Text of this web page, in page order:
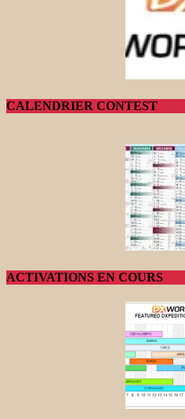
CALENDRIER CONTEST
ACTIVATIONS EN COURS